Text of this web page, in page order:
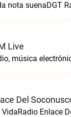
nota suenaDGT
Live
Del
Enlace